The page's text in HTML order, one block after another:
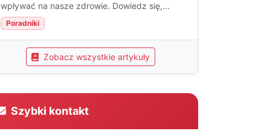
wpływać na nasze zdrowie. Dowiedz się,...
Poradniki
Zobacz wszystkie artykuły
Szybki kontakt